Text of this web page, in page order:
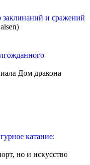
и сражений
Дом дракона
катание:
но и искусство